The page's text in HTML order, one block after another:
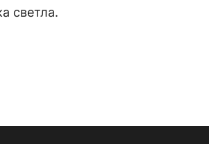
светла.